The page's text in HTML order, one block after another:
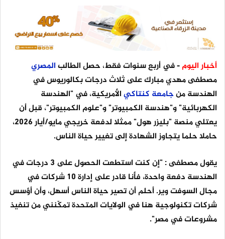
أخبار اليوم- في أربع سنوات فقط، حصل الطالبالمصري
مصطفى مهدي مبارك على ثلاث درجات بكالوريوس في
الهندسة منجامعة كنتاكيالأمريكية، في "الهندسة
الكهربائية" و"هندسة الكمبيوتر" و"علوم الكمبيوتر"، قبل أن
يعتلي منصة "بليزر هول" ممثلا لدفعة خريجي مايو/أيار 2026،
حاملا حلما يتجاوز الشهادة إلى تغيير حياة الناس.
يقول مصطفى : "إن كنت استطعت الحصول على 3 درجات في
الهندسة دفعة واحدة، فأنا قادر على إدارة 10 شركات في
مجال السوفت وير. أحلم أن تصير حياة الناس أسهل، وأن أؤسس
شركات تكنولوجية هنا في الولايات المتحدة تمكّنني من تنفيذ
مشروعات في مصر".